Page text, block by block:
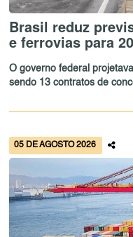
Brasil reduz
e ferrovias para
O governo federal
sendo 13 contratos de
05 DE AGOSTO 2026